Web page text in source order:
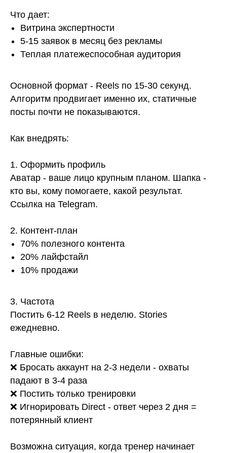
Что дает:
Витрина экспертности
5-15 заявок в месяц без рекламы
Теплая платежеспособная аудитория
Основной формат - Reels по 15-30 секунд.
Алгоритм продвигает именно их, статичные
посты почти не показываются.
Как внедрять:
1. Оформить профиль
Аватар - ваше лицо крупным планом. Шапка -
кто вы, кому помогаете, какой результат.
Ссылка на Telegram.
2. Контент-план
70% полезного контента
20% лайфстайл
10% продажи
3. Частота
Постить 6-12 Reels в неделю. Stories
ежедневно.
Главные ошибки:
❌ Бросать аккаунт на 2-3 недели - охваты
падают в 3-4 раза
❌ Постить только тренировки
❌ Игнорировать Direct - ответ через 2 дня =
потерянный клиент
Возможна ситуация, когда тренер начинает